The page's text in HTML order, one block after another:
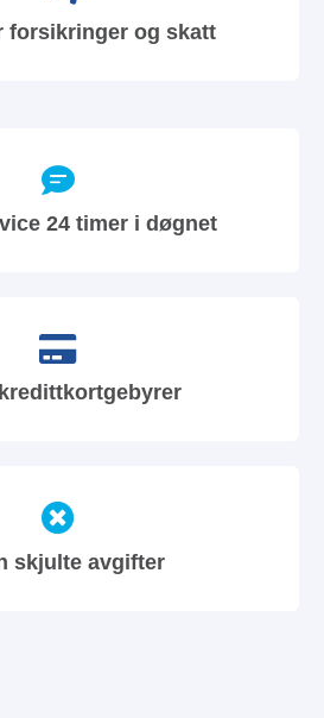
forsikringer og skatt
24 timer i døgnet
skjulte avgifter